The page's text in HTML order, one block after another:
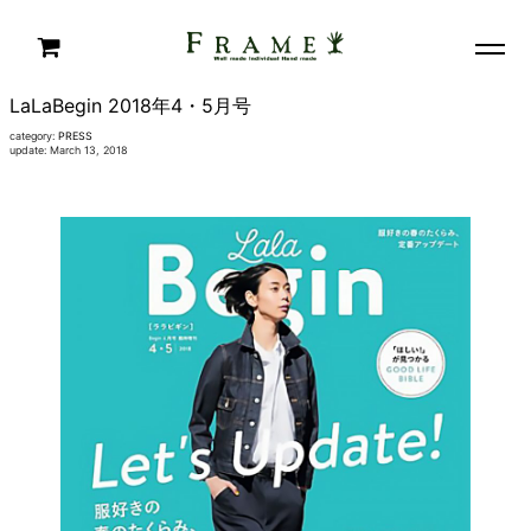
LaLaBegin 2018年4・5月号
category: PRESS
update: March 13, 2018